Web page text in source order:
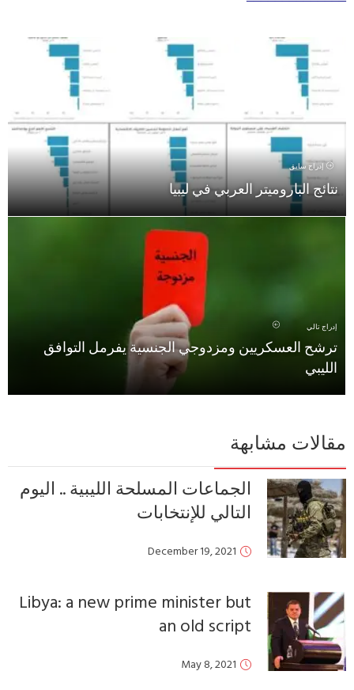
العربي في ليبيا
ومزدوجي الجنسية يفرمل التوافق
الجماعات المسلحة الليبية .. اليوم
التالي للإنتخابات
December 19, 2021
Libya: a new prime minister but
an old script
May 8, 2021